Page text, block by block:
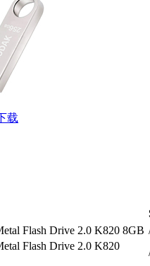
载
Flash Drive 2.0 K820 8GB
Flash Drive 2.0 K820